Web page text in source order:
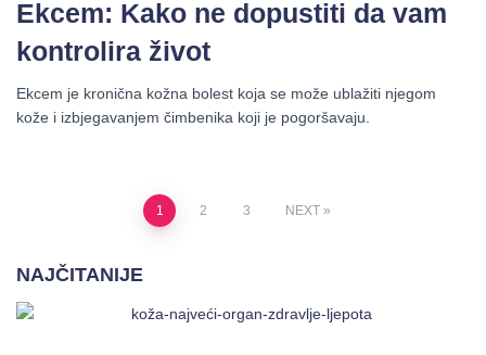
Ekcem: Kako ne dopustiti da vam
kontrolira život
Ekcem je kronična kožna bolest koja se može ublažiti njegom
kože i izbjegavanjem čimbenika koji je pogoršavaju.
1 2 3 NEXT
NAJČITANIJE